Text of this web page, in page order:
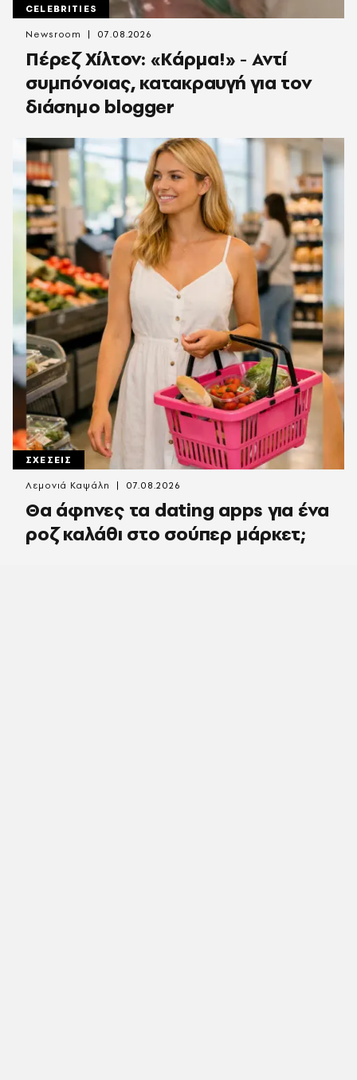
CELEBRITIES
Πέρεζ Χίλτον: «Κάρμα!» - Αντί
συμπόνοιας, κατακραυγή για τον
διάσημο blogger
Newsroom 07.08.2026
ΣΧΕΣΕΙΣ
Θα άφηνες τα dating apps για ένα
ροζ καλάθι στο σούπερ μάρκετ;
Λεμονιά Καψάλη 07.08.2026